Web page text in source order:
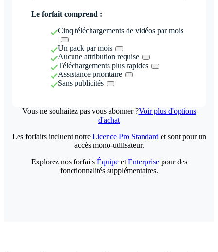
Le forfait comprend :
Cinq téléchargements de vidéos par mois
Un pack par mois
Aucune attribution requise
Téléchargements plus rapides
Assistance prioritaire
Sans publicités
Vous ne souhaitez pas vous abonner ?Voir plus d'options
d'achat
Les forfaits incluent notre Licence Pro Standard et sont pour un
accès mono-utilisateur.
Explorez nos forfaits Équipeet Enterprisepour des
fonctionnalités supplémentaires.